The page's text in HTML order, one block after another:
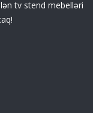
tv stend mebelləri